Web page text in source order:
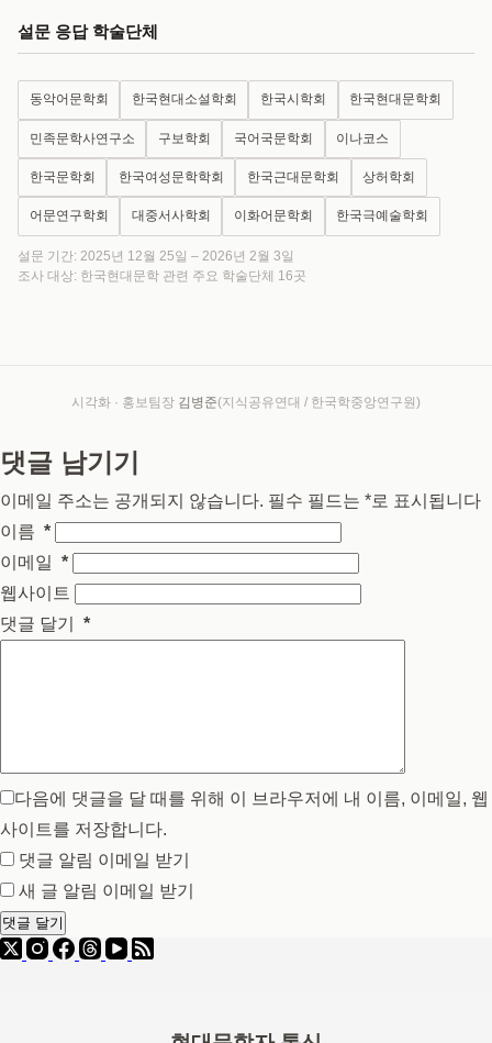
설문 응답 학술단체
동악어문학회 한국현대소설학회 한국시학회 한국현대문학회
민족문학사연구소 구보학회 국어국문학회 이나코스
한국문학회 한국여성문학학회 한국근대문학회 상허학회
어문연구학회 대중서사학회 이화어문학회 한국극예술학회
설문 기간: 2025년 12월 25일 – 2026년 2월 3일
조사 대상: 한국현대문학 관련 주요 학술단체 16곳
시각화 · 홍보팀장 김병준(지식공유연대 / 한국학중앙연구원)
댓글 남기기
이메일 주소는 공개되지 않습니다. 필수 필드는 *로 표시됩니다
이름 *
이메일 *
웹사이트
댓글 달기
*
다음에 댓글을 달 때를 위해 이 브라우저에 내 이름, 이메일, 웹
사이트를 저장합니다.
댓글 알림 이메일 받기
새 글 알림 이메일 받기
댓글 달기